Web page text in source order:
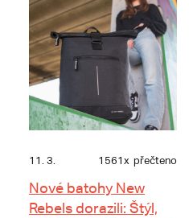
11. 3. 1561x přečteno
Nové batohy New
Rebels dorazili: Štýl,